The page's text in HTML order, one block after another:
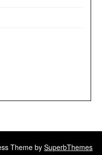
Theme bySuperbThemes